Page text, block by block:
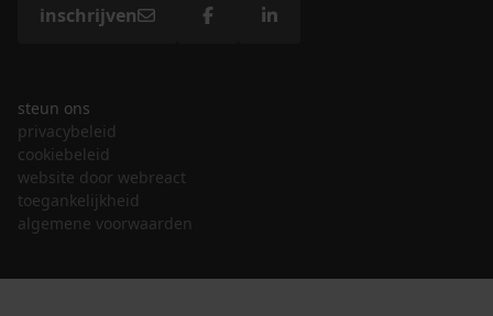
inschrijven
steun ons
privacybeleid
cookiebeleid
website door webreact
toegankelijkheid
algemene voorwaarden